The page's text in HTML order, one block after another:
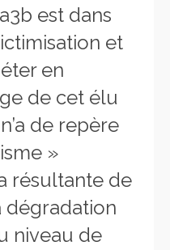
est dans
et
en
de cet élu
de repère
»
résultante de
dégradation
niveau de